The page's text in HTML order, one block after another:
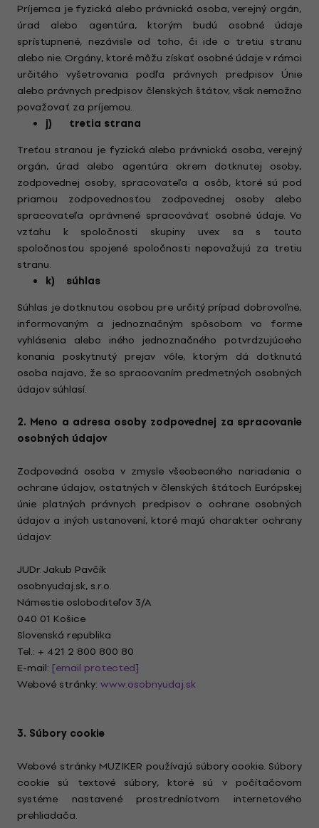
Príjemca je fyzická alebo právnická osoba, verejný orgán,
úrad alebo agentúra, ktorým budú osobné údaje
sprístupnené, nezávisle od toho, či ide o tretiu stranu
alebo nie. Orgány, ktoré môžu získať osobné údaje v rámci
určitého vyšetrovania podľa právnych predpisov Únie
alebo právnych predpisov členských štátov, však nemožno
považovať za príjemcu.
j) tretia strana
Treťou stranou je fyzická alebo právnická osoba, verejný
orgán, úrad alebo agentúra okrem dotknutej osoby,
zodpovednej osoby, spracovateľa a osôb, ktoré sú pod
priamou zodpovednosťou zodpovednej osoby alebo
spracovateľa oprávnené spracovávať osobné údaje. Vo
vzťahu k spoločnosti skupiny uvex sa s touto
spoločnosťou spojené spoločnosti nepovažujú za tretiu
stranu.
k) súhlas
Súhlas je dotknutou osobou pre určitý prípad dobrovoľne,
informovaným a jednoznačným spôsobom vo forme
vyhlásenia alebo iného jednoznačného potvrdzujúceho
konania poskytnutý prejav vôle, ktorým dá dotknutá
osoba najavo, že so spracovaním predmetných osobných
údajov súhlasí.
2. Meno a adresa osoby zodpovednej za spracovanie
osobných údajov
Zodpovedná osoba v zmysle všeobecného nariadenia o
ochrane údajov, ostatných v členských štátoch Európskej
únie platných právnych predpisov o ochrane osobných
údajov a iných ustanovení, ktoré majú charakter ochrany
údajov:
JUDr. Jakub Pavčík
osobnyudaj.sk, s.r.o.
Námestie osloboditeľov 3/A
040 01 Košice
Slovenská republika
Tel.: + 421 2 800 800 80
E-mail: [email protected]
Webové stránky: www.osobnyudaj.sk
3. Súbory cookie
Webové stránky MUZIKER používajú súbory cookie. Súbory
cookie sú textové súbory, ktoré sú v počítačovom
systéme nastavené prostredníctvom internetového
prehliadača.